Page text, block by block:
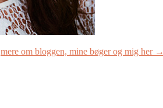
mere om bloggen, mine bøger og mig her →